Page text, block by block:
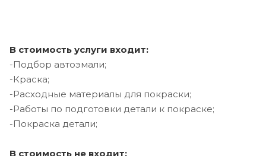
В стоимость услуги входит:
-Подбор автоэмали;
-Краска;
-Расходные материалы для покраски;
-Работы по подготовки детали к покраске;
-Покраска детали;
В стоимость не входит: